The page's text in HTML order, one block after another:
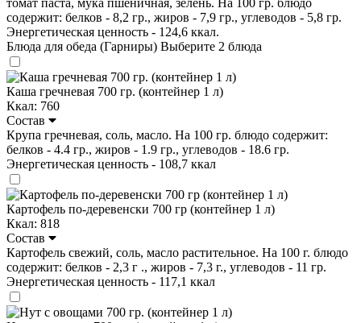
содержит: белков - 8,2 гр., жиров - 7,9 гр., углеводов - 5,8 гр.
Энергетическая ценность - 124,6 ккал.
Блюда для обеда (Гарниры) Выберите 2 блюда
Каша гречневая 700 гр. (контейнер 1 л)
Ккал: 760
Состав
Крупа гречневая, соль, масло. На 100 гр. блюдо содержит:
белков - 4.4 гр., жиров - 1.9 гр., углеводов - 18.6 гр.
Энергетическая ценность - 108,7 ккал
Картофель по-деревенски 700 гр (контейнер 1 л)
Ккал: 818
Состав
Картофель свежий, соль, масло растительное. На 100 г. блюдо
содержит: белков - 2,3 г ., жиров - 7,3 г., углеводов - 11 гр.
Энергетическая ценность - 117,1 ккал